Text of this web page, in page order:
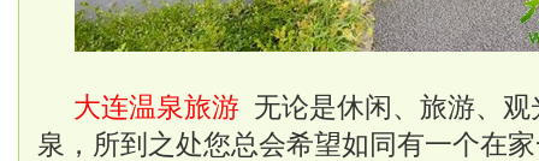
大连温泉旅游 无论是休闲、旅游、
泉，所到之处您总会希望如同有一个在